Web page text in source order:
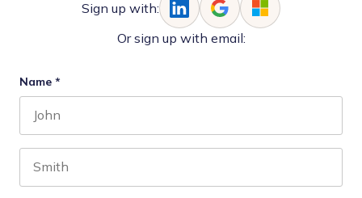
Sign up with:
Or sign up with email:
Name *